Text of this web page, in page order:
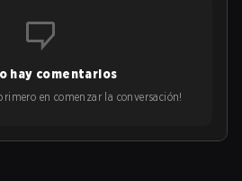
hay comentarios
en comenzar la conversación!